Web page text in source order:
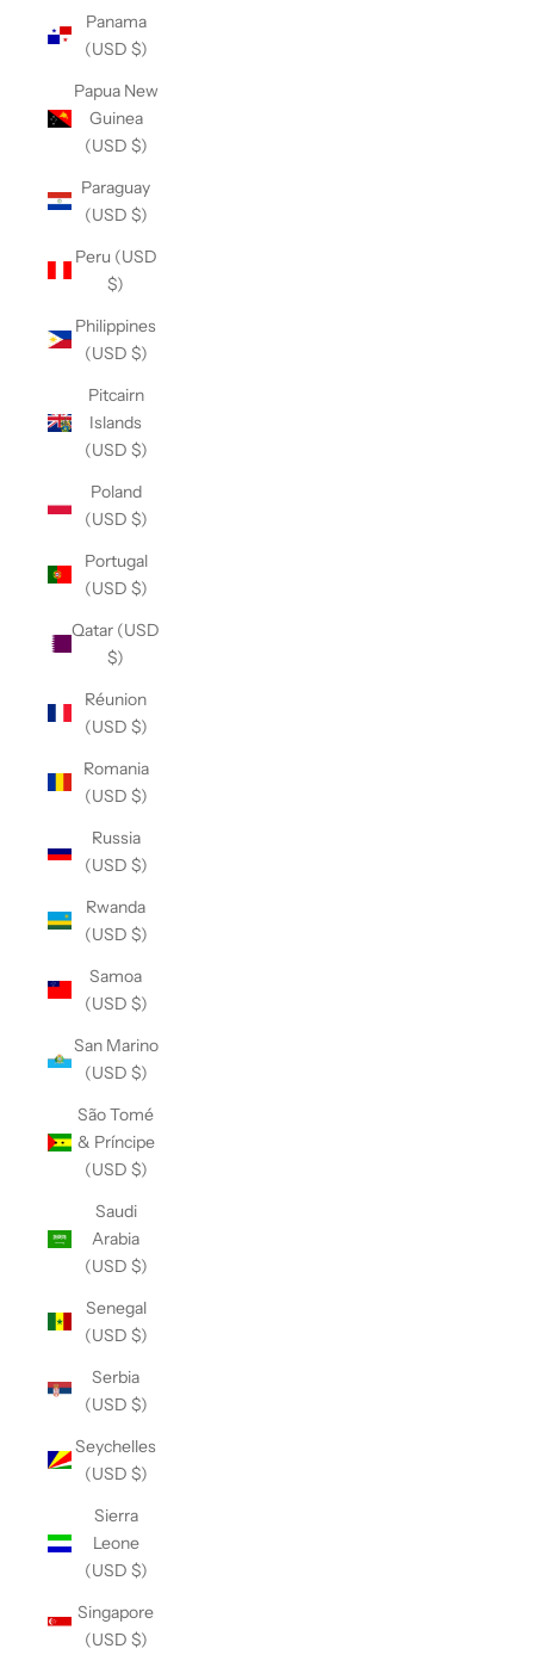
Panama
(USD $)
Papua New
Guinea
(USD $)
Paraguay
(USD $)
Peru (USD
$)
Philippines
(USD $)
Pitcairn
Islands
(USD $)
Poland
(USD $)
Portugal
(USD $)
Qatar (USD
$)
Réunion
(USD $)
Romania
(USD $)
Russia
(USD $)
Rwanda
(USD $)
Samoa
(USD $)
San Marino
(USD $)
São Tomé
& Príncipe
(USD $)
Saudi
Arabia
(USD $)
Senegal
(USD $)
Serbia
(USD $)
Seychelles
(USD $)
Sierra
Leone
(USD $)
Singapore
(USD $)